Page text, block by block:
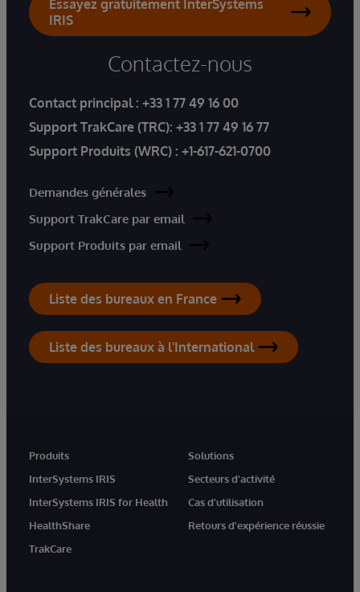
Essayez gratuitement InterSystems
IRIS
Contactez-nous
Contact principal : +33 1 77 49 16 00
Support TrakCare (TRC): +33 1 77 49 16 77
Support Produits (WRC) : +1-617-621-0700
Demandes générales
Support TrakCare par email
Support Produits par email
Liste des bureaux en France
Liste des bureaux à l'International
Produits
InterSystems IRIS
InterSystems IRIS for Health
HealthShare
TrakCare
Solutions
Secteurs d'activité
Cas d'utilisation
Retours d'expérience réussie